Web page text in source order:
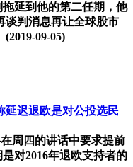
延到他的第二任期，他
谈判消息再让全球股市
(2019-09-05)
延迟退欧是对公投选民
周四的讲话中要求提前
对2016年退欧支持者的